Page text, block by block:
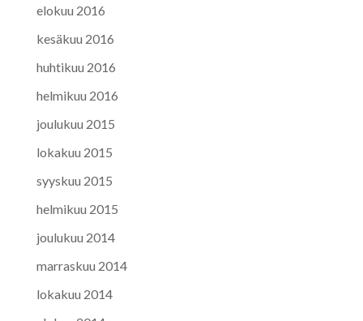
elokuu 2016
kesäkuu 2016
huhtikuu 2016
helmikuu 2016
joulukuu 2015
lokakuu 2015
syyskuu 2015
helmikuu 2015
joulukuu 2014
marraskuu 2014
lokakuu 2014